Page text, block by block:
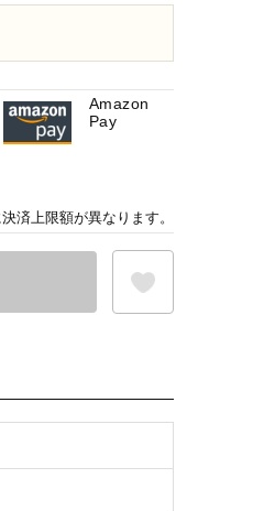
Amazon
Pay
済上限額が異なります。